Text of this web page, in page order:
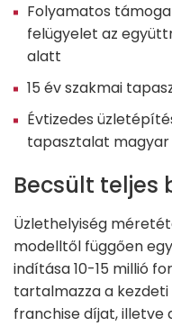
Folyamatos
felügyelet az
alatt
15 év szakmai
Évtizedes
tapasztalat
Becsült teljes
Üzlethelyiség
modelltől függően
indítása 10-15 millió
tartalmazza a
franchise díjat, illetve